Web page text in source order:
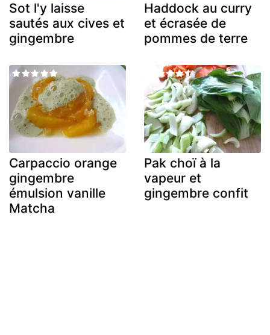
Sot l'y laisse
sautés aux cives et
gingembre
Haddock au curry
et écrasée de
pommes de terre
Carpaccio orange
gingembre
émulsion vanille
Matcha
Pak choï à la
vapeur et
gingembre confit